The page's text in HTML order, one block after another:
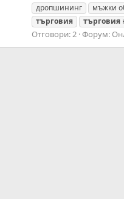
дропшининг
мъжки
търговия
търговия
Отговори: 2 Форум: